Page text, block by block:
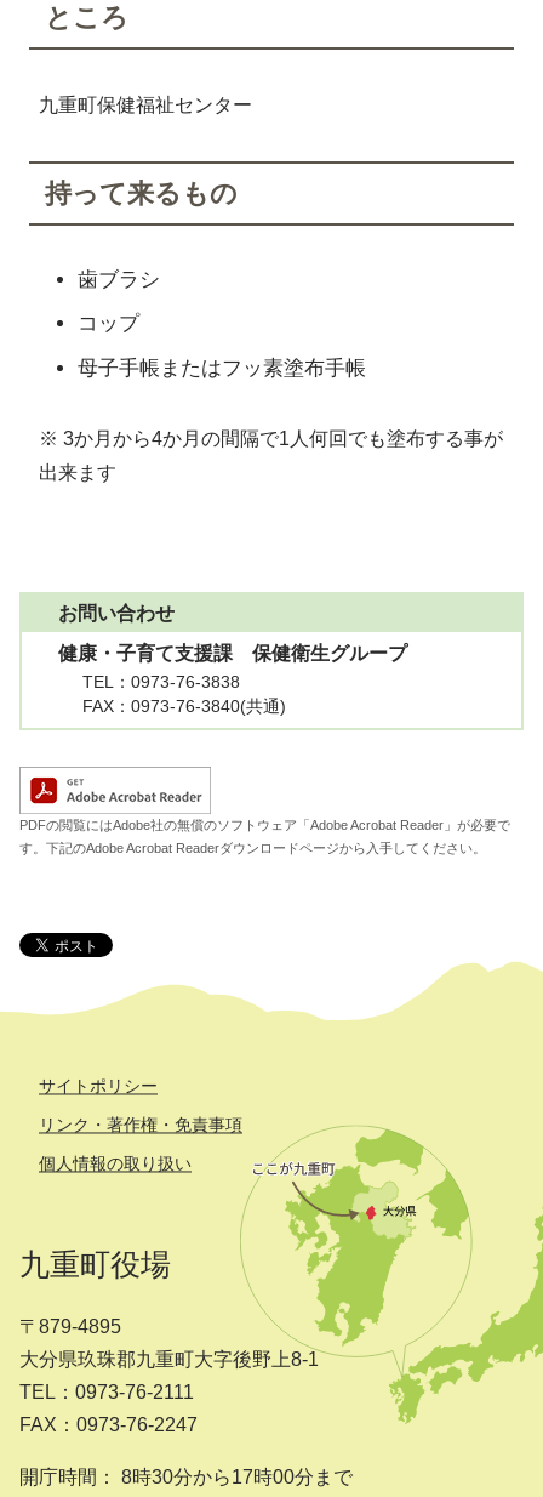
ところ
九重町保健福祉センター
持って来るもの
歯ブラシ
コップ
母子手帳またはフッ素塗布手帳
※ 3か月から4か月の間隔で1人何回でも塗布する事が
出来ます
お問い合わせ
健康・子育て支援課 保健衛生グループ
TEL ：0973-76-3838
FAX ：0973-76-3840(共通)
PDFの閲覧にはAdobe社の無償のソフトウェア「Adobe Acrobat Reader」が必要で
す。下記のAdobe Acrobat Readerダウンロードページから入手してください。
サイトポリシー
リンク・著作権・免責事項
個人情報の取り扱い
九重町役場
〒879-4895
大分県玖珠郡九重町大字後野上8-1
TEL：0973-76-2111
FAX：0973-76-2247
開庁時間： 8時30分から17時00分まで